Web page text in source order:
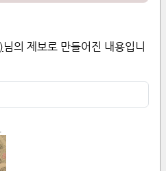
님의 제보로 만들어진 내용입니